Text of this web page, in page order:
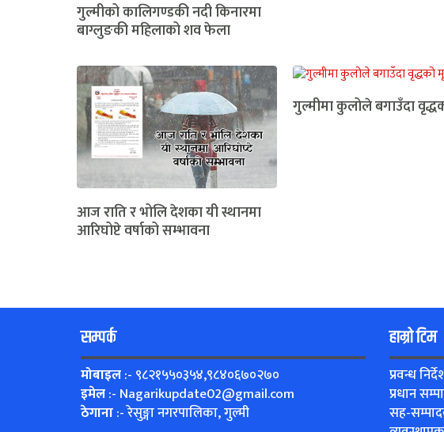
गुल्मीको कालिगण्डकी नदी किनारमा
बाग्लुङकी महिलाको शव फेला
आज राति र भोलि देशका यी स्थानमा
आरिघोप्टे वर्षाको सम्भावना
गुल्मीमा कुलोले बगाउँदा
सम्पर्क
मोबाइल:- ९८२१५५०३५४,९८४०६७०२७०
इमेल:- Nagarikupdate02@gmail.com
ठेगाना:- रेसुङ्गा नगरपालिका, गुल्मी
हाम्रो टिम
प्रवन्ध
प्रधान
सह-